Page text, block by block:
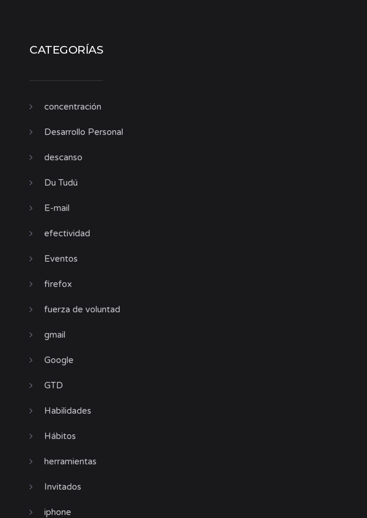
CATEGORÍAS
concentración
Desarrollo Personal
descanso
Du Tudú
E-mail
efectividad
Eventos
firefox
fuerza de voluntad
gmail
Google
GTD
Habilidades
Hábitos
herramientas
Invitados
iphone